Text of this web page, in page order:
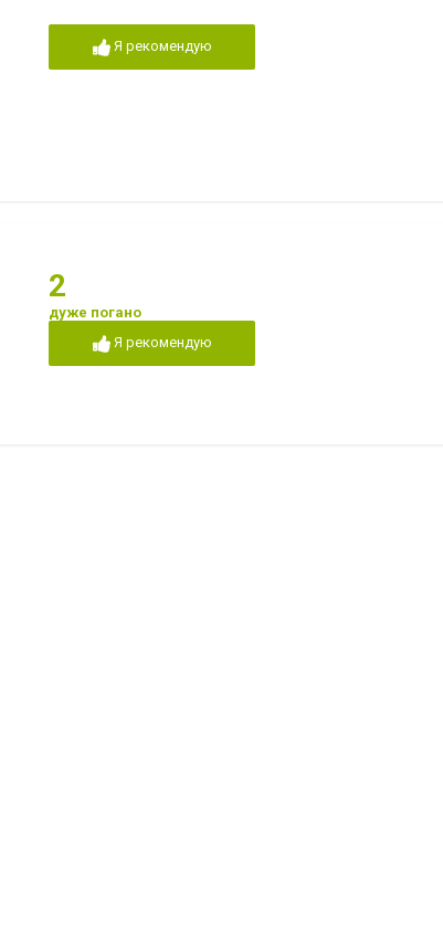
Я рекомендую
2
дуже погано
Я рекомендую